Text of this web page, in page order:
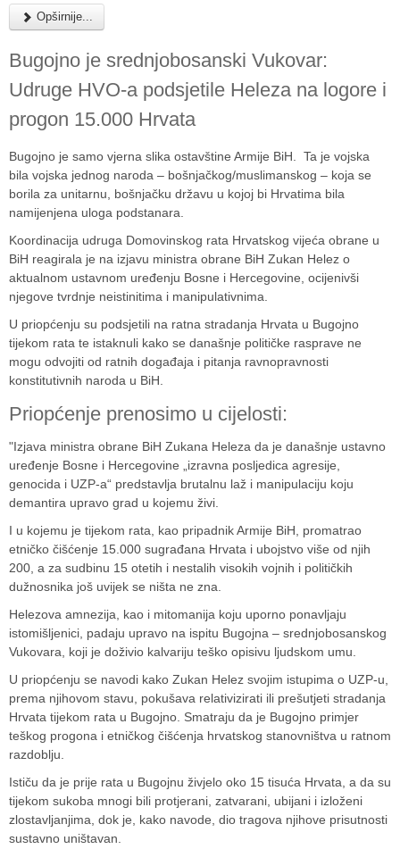
Opširnije...
Bugojno je srednjobosanski Vukovar:
Udruge HVO-a podsjetile Heleza na logore i
progon 15.000 Hrvata
Bugojno je samo vjerna slika ostavštine Armije BiH. Ta je vojska
bila vojska jednog naroda – bošnjačkog/muslimanskog – koja se
borila za unitarnu, bošnjačku državu u kojoj bi Hrvatima bila
namijenjena uloga podstanara.
Koordinacija udruga Domovinskog rata Hrvatskog vijeća obrane u
BiH reagirala je na izjavu ministra obrane BiH Zukan Helez o
aktualnom ustavnom uređenju Bosne i Hercegovine , ocijenivši
njegove tvrdnje neistinitima i manipulativnima.
U priopćenju su podsjetili na ratna stradanja Hrvata u Bugojno
tijekom rata te istaknuli kako se današnje političke rasprave ne
mogu odvojiti od ratnih događaja i pitanja ravnopravnosti
konstitutivnih naroda u BiH.
Priopćenje prenosimo u cijelosti:
"Izjava ministra obrane BiH Zukana Heleza da je današnje ustavno
uređenje Bosne i Hercegovine „izravna posljedica agresije,
genocida i UZP-a“ predstavlja brutalnu laž i manipulaciju koju
demantira upravo grad u kojemu živi.
I u kojemu je tijekom rata, kao pripadnik Armije BiH, promatrao
etničko čišćenje 15.000 sugrađana Hrvata i ubojstvo više od njih
200, a za sudbinu 15 otetih i nestalih visokih vojnih i političkih
dužnosnika još uvijek se ništa ne zna.
Helezova amnezija, kao i mitomanija koju uporno ponavljaju
istomišljenici, padaju upravo na ispitu Bugojna – srednjobosanskog
Vukovara, koji je doživio kalvariju teško opisivu ljudskom umu.
U priopćenju se navodi kako Zukan Helez svojim istupima o UZP-u,
prema njihovom stavu, pokušava relativizirati ili prešutjeti stradanja
Hrvata tijekom rata u Bugojno . Smatraju da je Bugojno primjer
teškog progona i etničkog čišćenja hrvatskog stanovništva u ratnom
razdoblju.
Ističu da je prije rata u Bugojnu živjelo oko 15 tisuća Hrvata, a da su
tijekom sukoba mnogi bili protjerani, zatvarani, ubijani i izloženi
zlostavljanjima, dok je, kako navode, dio tragova njihove prisutnosti
sustavno uništavan.